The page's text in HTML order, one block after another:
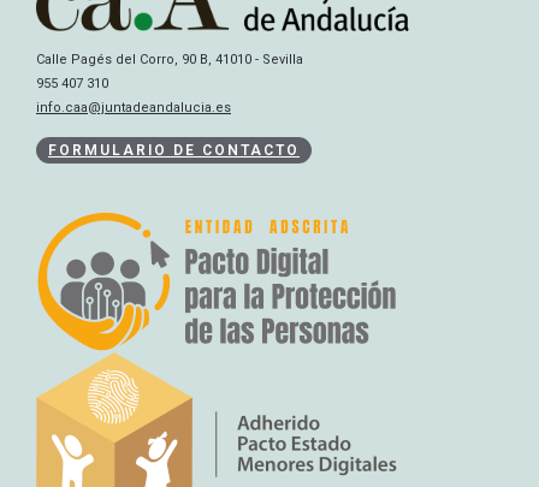
Calle Pagés del Corro, 90 B, 41010 - Sevilla
955 407 310
info.caa@juntadeandalucia.es
FORMULARIO DE CONTACTO